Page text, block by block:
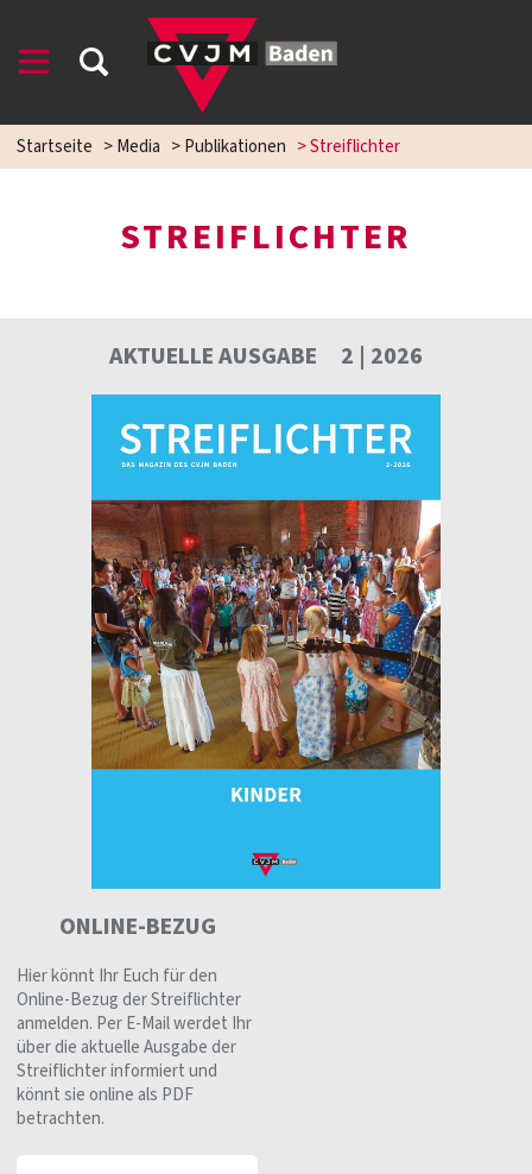
Startseite >Media >Publikationen >Streiflichter
STREIFLICHTER
AKTUELLE AUSGABE 2 | 2026
ONLINE-BEZUG
Hier könnt Ihr Euch für den
Online-Bezug der Streiflichter
anmelden. Per E-Mail werdet Ihr
über die aktuelle Ausgabe der
Streiflichter informiert und
könnt sie online als PDF
betrachten.